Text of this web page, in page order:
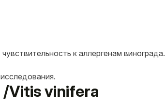
к аллергенам винограда.
/Vitis vinifera